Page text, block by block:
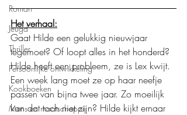
Roman
Jeugd
Thriller
Persoonlijke ontwikkeling
Kookboeken
Mens en maatschappij
Het verhaal:
Gaat Hilde een gelukkig nieuwjaar
tegemoet? Of loopt alles in het honderd?
Hilde heeft een probleem, ze is Lex kwijt.
Een week lang moet ze op haar neefje
passen van bijna twee jaar. Zo moeilijk
kan dat toch niet zijn? Hilde kijkt ernaar